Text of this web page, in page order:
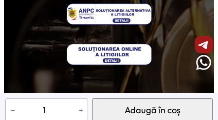
C
− + Adaugă în coș
© 2026 Profesional Vending Store